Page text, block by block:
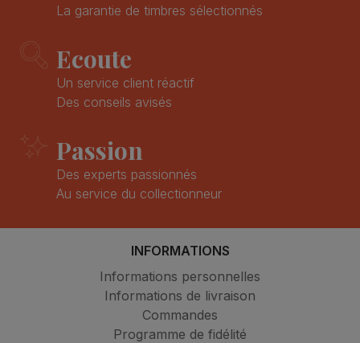
La garantie de timbres sélectionnés
Ecoute
Un service client réactif
Des conseils avisés
Passion
Des experts passionnés
Au service du collectionneur
INFORMATIONS
Informations personnelles
Informations de livraison
Commandes
Programme de fidélité